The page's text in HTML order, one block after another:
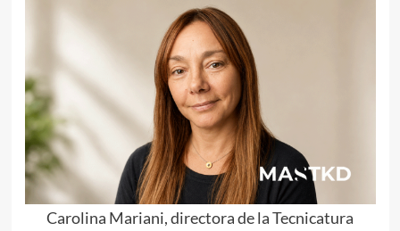
Carolina Mariani, directora de la Tecnicatura